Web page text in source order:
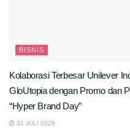
BISNIS
Kolaborasi Terbesar Unilever
GloUtopia dengan Promo dan
“Hyper Brand Day”
31 JULI 2026